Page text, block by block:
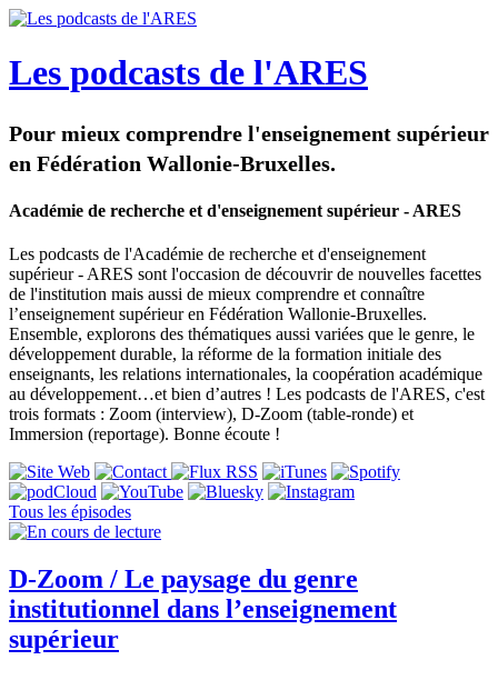
Les podcasts de l'ARES
Pour mieux comprendre l'enseignement supérieur
en Fédération Wallonie-Bruxelles.
Académie de recherche et d'enseignement supérieur - ARES
Les podcasts de l'Académie de recherche et d'enseignement
supérieur - ARES sont l'occasion de découvrir de nouvelles facettes
de l'institution mais aussi de mieux comprendre et connaître
l’enseignement supérieur en Fédération Wallonie-Bruxelles.
Ensemble, explorons des thématiques aussi variées que le genre, le
développement durable, la réforme de la formation initiale des
enseignants, les relations internationales, la coopération académique
au développement…et bien d’autres ! Les podcasts de l'ARES, c'est
trois formats : Zoom (interview), D-Zoom (table-ronde) et
Immersion (reportage). Bonne écoute !
Tous les épisodes
D-Zoom / Le paysage du genre
institutionnel dans l’enseignement
supérieur